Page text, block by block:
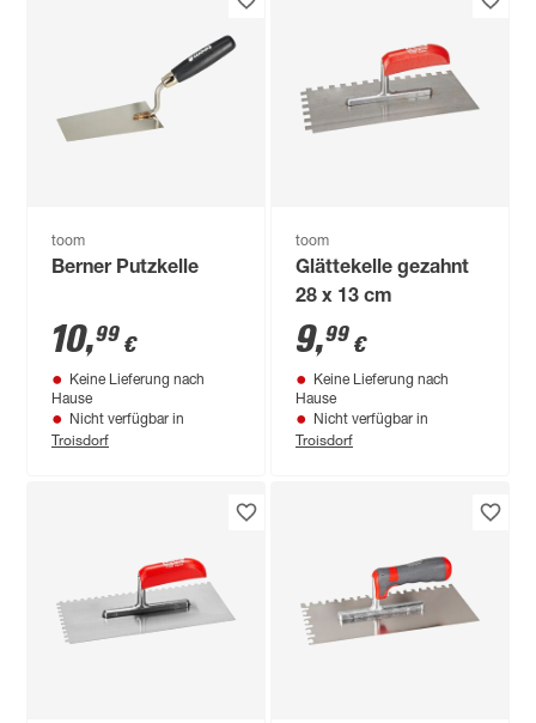
toom
Berner Putzkelle
10,99 €
Keine Lieferung nach
Hause
Nicht verfügbar in
Troisdorf
toom
Glättekelle gezahnt
28 x 13 cm
9,99 €
Keine Lieferung nach
Hause
Nicht verfügbar in
Troisdorf